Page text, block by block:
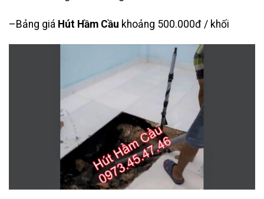
–Bảng giá Hút Hầm Cầu khoảng 500.000đ / khối